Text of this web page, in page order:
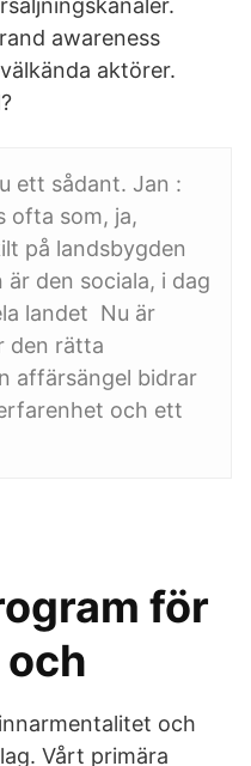
awareness
aktörer.
ett sådant. Jan :
ofta som, ja,
på landsbygden
den sociala, i dag
landet Nu är
den rätta
affärsängel bidrar
och ett
för
och
Vårt primära